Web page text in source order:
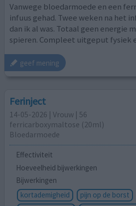
Vanwege bloedarmoede en een
infuus gehad. Twee weken na het
dan ik al was. Totaal geen energie
spieren. Compleet uitgeput fysiek
geef mening
Ferinject
14-05-2026 | Vrouw | 56
ferricarboxymaltose (20ml)
Bloedarmoede
Effectiviteit
Hoeveelheid bijwerkingen
Bijwerkingen
kortademigheid
pijn op de borst